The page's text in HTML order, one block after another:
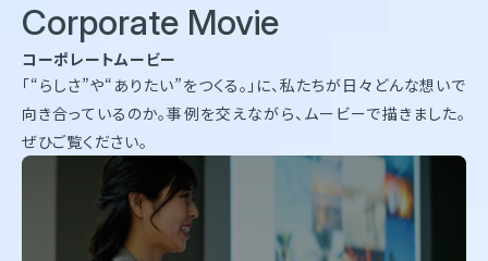
Corporate Movie
コーポレートムービー
「“らしさ”や“ありたい”をつくる。」に、私たちが日々どんな想いで
向き合っているのか。事例を交えながら、ムービーで描きました。
ぜひご覧ください。